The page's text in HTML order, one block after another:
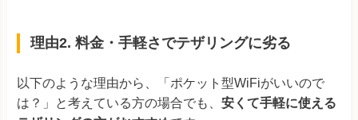
理由2. 料金・手軽さでテザリングに劣る
以下のような理由から、「ポケット型WiFiがいいので
は？」と考えている方の場合でも、 安くて手軽に使える